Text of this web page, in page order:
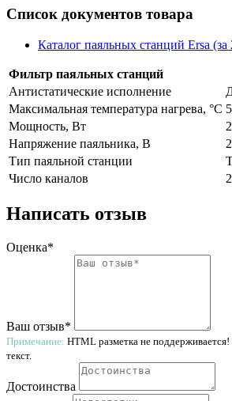
Список документов товара
Каталог паяльных станций Ersa (за
Фильтр паяльных станций
Антистатические исполнение
Максимальная температура нагрева, °C
Мощность, Вт
Напряжение паяльника, В
Тип паяльной станции
Число каналов
2
Написать отзыв
Оценка*
Ваш отзыв*
Примечание: HTML разметка не
текст.
Достоинства